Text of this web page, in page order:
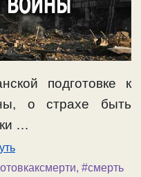
подготовке к
о страхе быть
…
, #смерть